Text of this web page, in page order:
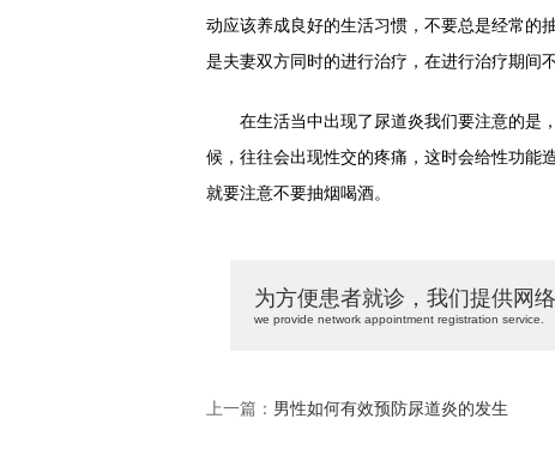
动应该养成良好的生活习惯，不要总是经常的
是夫妻双方同时的进行治疗，在进行治疗期间
在生活当中出现了尿道炎我们要注意的是
候，往往会出现性交的疼痛，这时会给性功能
就要注意不要抽烟喝酒。
为方便患者就诊，我们提供网
we provide network appointment registration service.
上一篇： 男性如何有效预防尿道炎的发生